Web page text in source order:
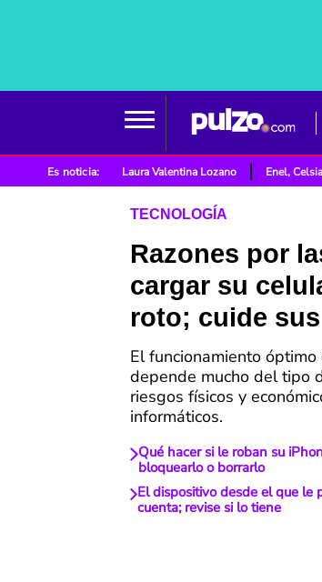
Es noticia: Laura Valentina Lozano Enel,
TECNOLOGÍA
Razones por
cargar su
roto; cuide
El funcionamiento
depende mucho del tipo
riesgos físicos y
informáticos.
Qué hacer si le roban su
bloquearlo o borrarlo
El dispositivo desde el que le
cuenta; revise si lo tiene